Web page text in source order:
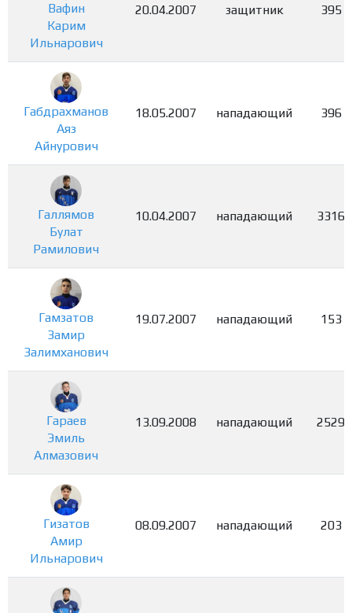
Вафин
Карим
Ильнарович
20.04.2007 защитник 395
Габдрахманов
Аяз
Айнурович
18.05.2007 нападающий 396
Галлямов
Булат
Рамилович
10.04.2007 нападающий 3316
Гамзатов
Замир
Залимханович
19.07.2007 нападающий 153
Гараев
Эмиль
Алмазович
13.09.2008 нападающий 2529
Гизатов
Амир
Ильнарович
08.09.2007 нападающий 203